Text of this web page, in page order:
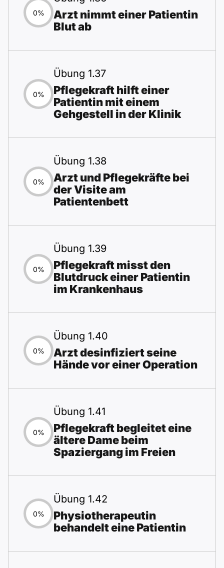
0%
Arzt nimmt einer Patientin
Blut ab
0%
Übung 1.37
Pflegekraft hilft einer
Patientin mit einem
Gehgestell in der Klinik
0%
Übung 1.38
Arzt und Pflegekräfte bei
der Visite am
Patientenbett
0%
Übung 1.39
Pflegekraft misst den
Blutdruck einer Patientin
im Krankenhaus
0%
Übung 1.40
Arzt desinfiziert seine
Hände vor einer Operation
0%
Übung 1.41
Pflegekraft begleitet eine
ältere Dame beim
Spaziergang im Freien
0%
Übung 1.42
Physiotherapeutin
behandelt eine Patientin